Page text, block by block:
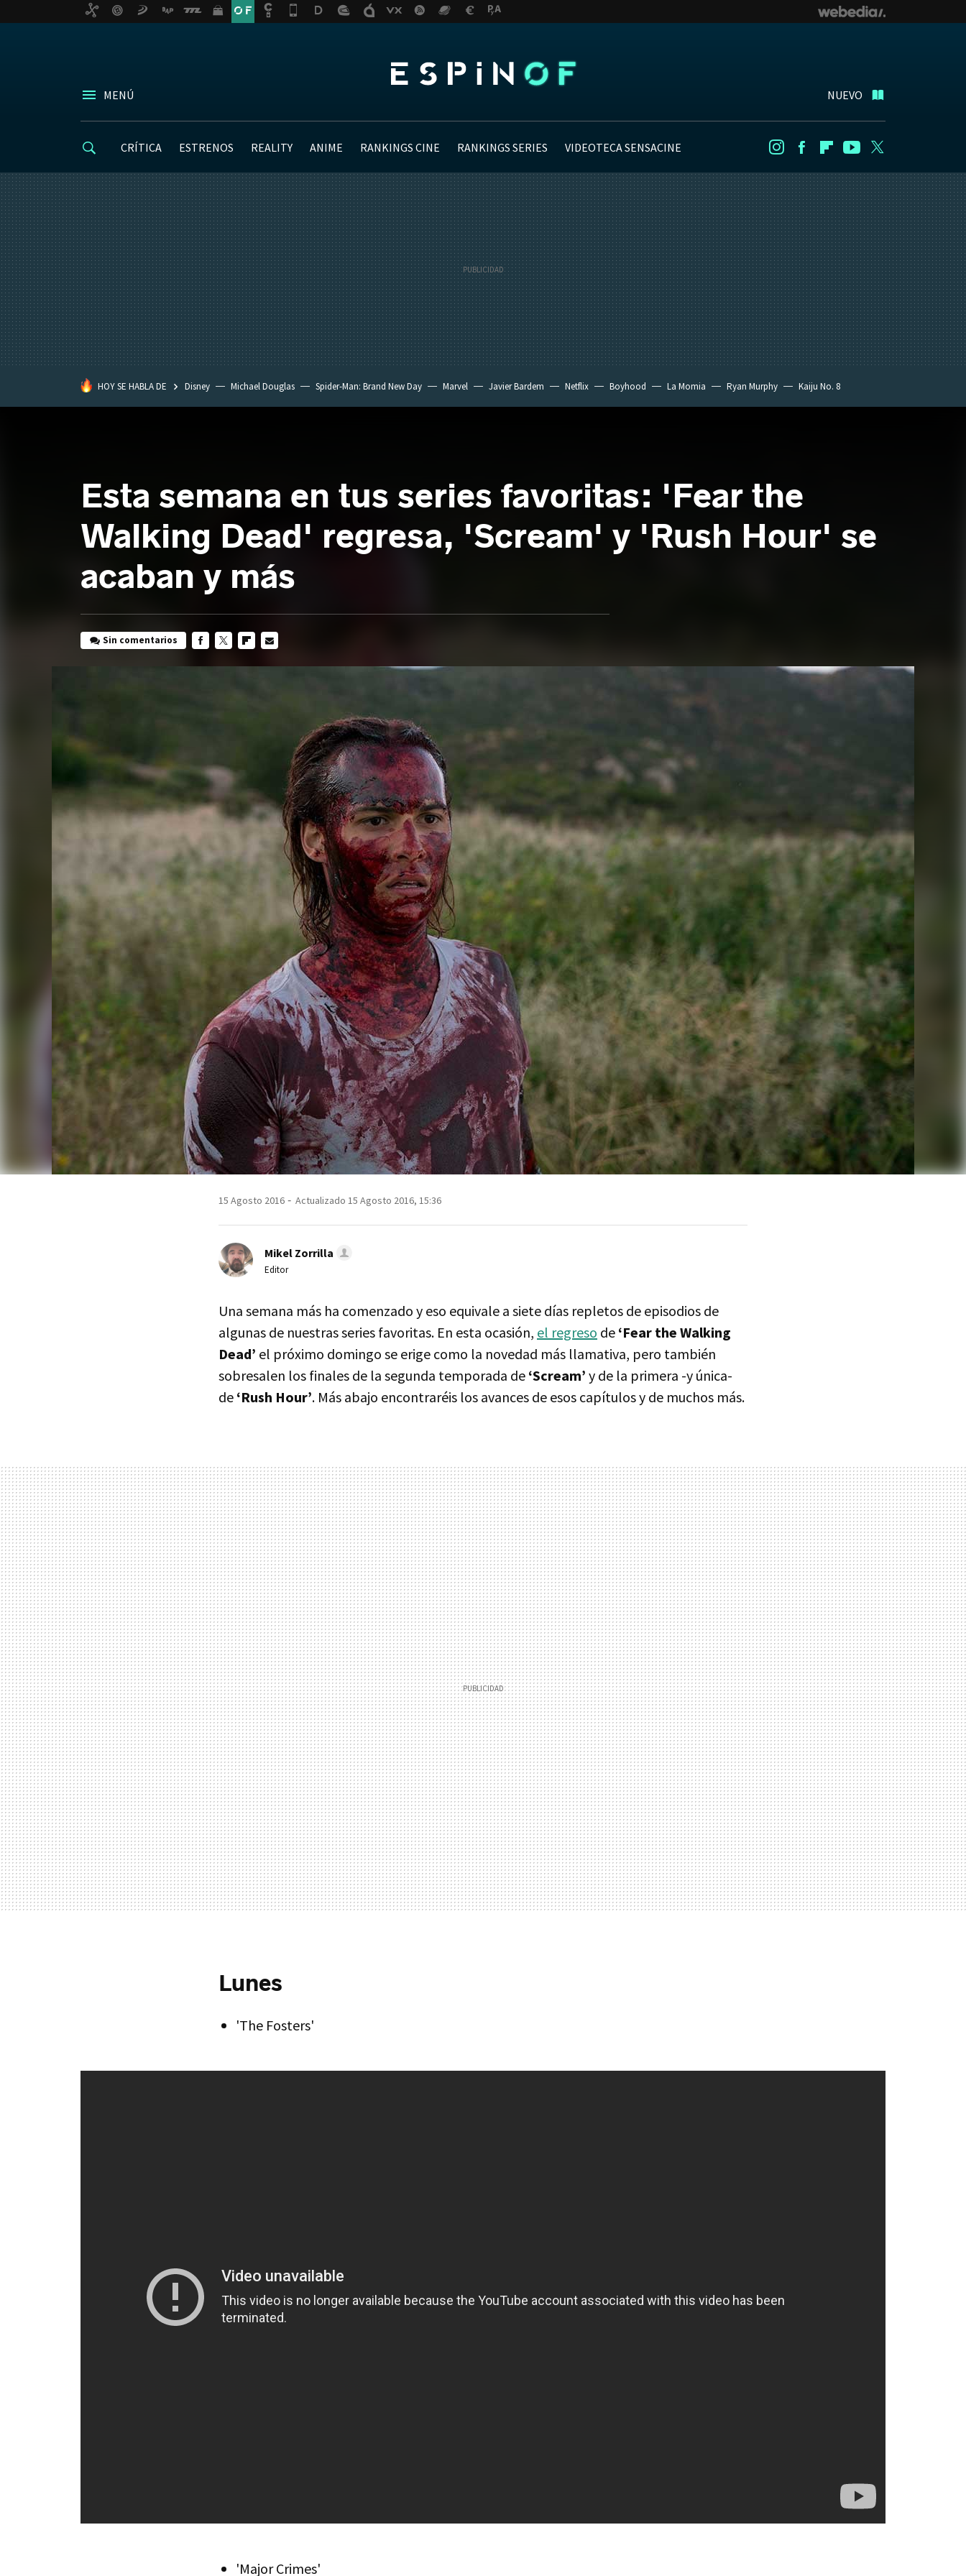
MENÚ NUEVO
CRÍTICA ESTRENOS REALITY ANIME RANKINGS CINE RANKINGS SERIES VIDEOTECA SENSACINE InstagramFacebookFlipboard
Youtube
HOY SE HABLA DE Disney Michael Douglas Spider-Man: Brand New Day Marvel Javier Bardem Netflix Boyhood La Momia Ryan Murphy Kaiju No. 8
Esta semana en tus series favoritas: 'Fear the
Walking Dead' regresa, 'Scream' y 'Rush Hour' se
acaban y más
Sin comentarios
15 Agosto 2016 Actualizado 15 Agosto 2016, 15:36
Mikel Zorrilla
Editor
Una semana más ha comenzado y eso equivale a siete días repletos de episodios de
algunas de nuestras series favoritas. En esta ocasión, el regreso de ‘Fear the Walking
Dead’ el próximo domingo se erige como la novedad más llamativa, pero también
sobresalen los finales de la segunda temporada de ‘Scream’ y de la primera -y única-
de ‘Rush Hour’. Más abajo encontraréis los avances de esos capítulos y de muchos más.
Lunes
'The Fosters'
'Major Crimes'